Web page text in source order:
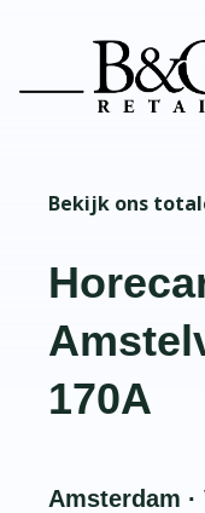
Bekijk ons
170A
Amsterdam ·